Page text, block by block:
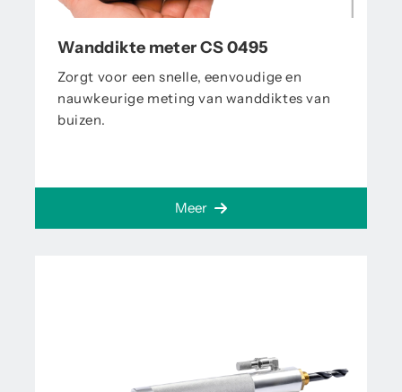
Wanddikte meter CS 0495
Zorgt voor een snelle, eenvoudige en
nauwkeurige meting van wanddiktes van
buizen.
Meer